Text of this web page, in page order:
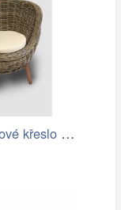
Vingo Ratanové křeslo s polstrem – šedé…